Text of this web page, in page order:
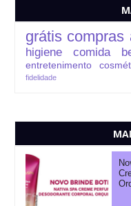
grátis compras
higiene
comida
entretenimento
fidelidade